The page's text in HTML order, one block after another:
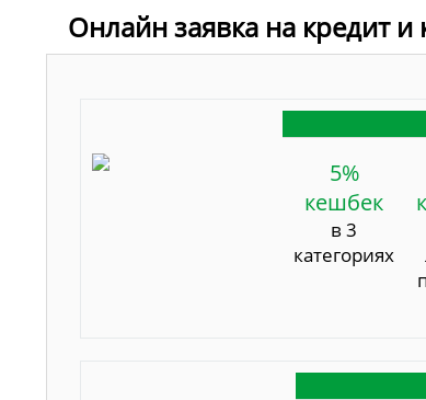
Онлайн заявка на кредит
5%
кешбек
в 3
категориях